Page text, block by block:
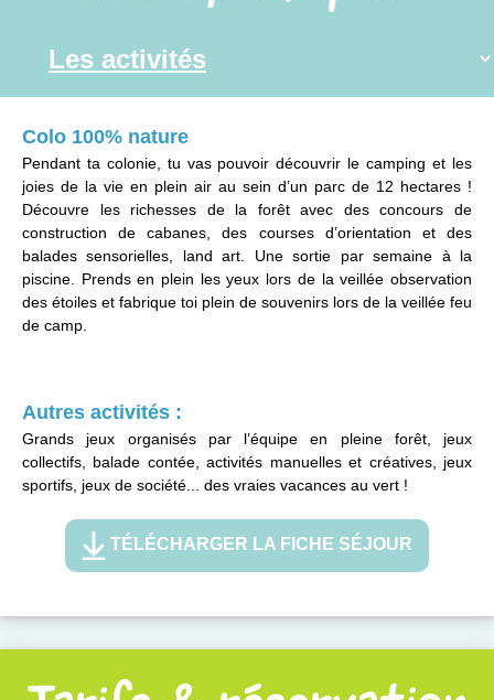
Colo 100% nature
Pendant ta colonie, tu vas pouvoir découvrir le camping et les
joies de la vie en plein air au sein d’un parc de 12 hectares !
Découvre les richesses de la forêt avec des concours de
construction de cabanes, des courses d’orientation et des
balades sensorielles, land art. Une sortie par semaine à la
piscine. Prends en plein les yeux lors de la veillée observation
des étoiles et fabrique toi plein de souvenirs lors de la veillée feu
de camp.
Autres activités :
Grands jeux organisés par l’équipe en pleine forêt, jeux
collectifs, balade contée, activités manuelles et créatives, jeux
sportifs, jeux de société... des vraies vacances au vert !
TÉLÉCHARGER LA FICHE SÉJOUR